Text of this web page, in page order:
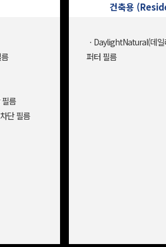
필름
단 필름
건축용
ㆍDaylightNatural(데일
퍼터 필름